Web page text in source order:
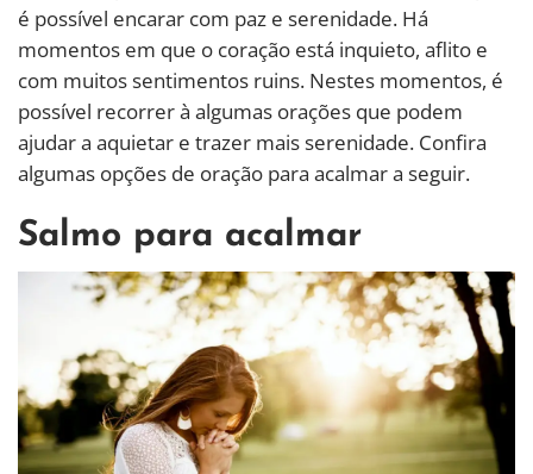
é possível encarar com paz e serenidade. Há
momentos em que o coração está inquieto, aflito e
com muitos sentimentos ruins. Nestes momentos, é
possível recorrer à algumas orações que podem
ajudar a aquietar e trazer mais serenidade. Confira
algumas opções de oração para acalmar a seguir.
Salmo para acalmar